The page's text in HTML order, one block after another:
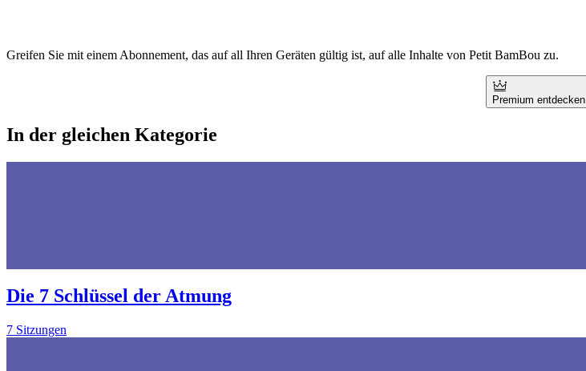
Greifen Sie mit einem Abonnement, das auf all Ihren Geräten gültig ist, auf alle Inhalte von Petit BamBou zu.
Premium entdecken
In der gleichen Kategorie
Die 7 Schlüssel der Atmung
7 Sitzungen